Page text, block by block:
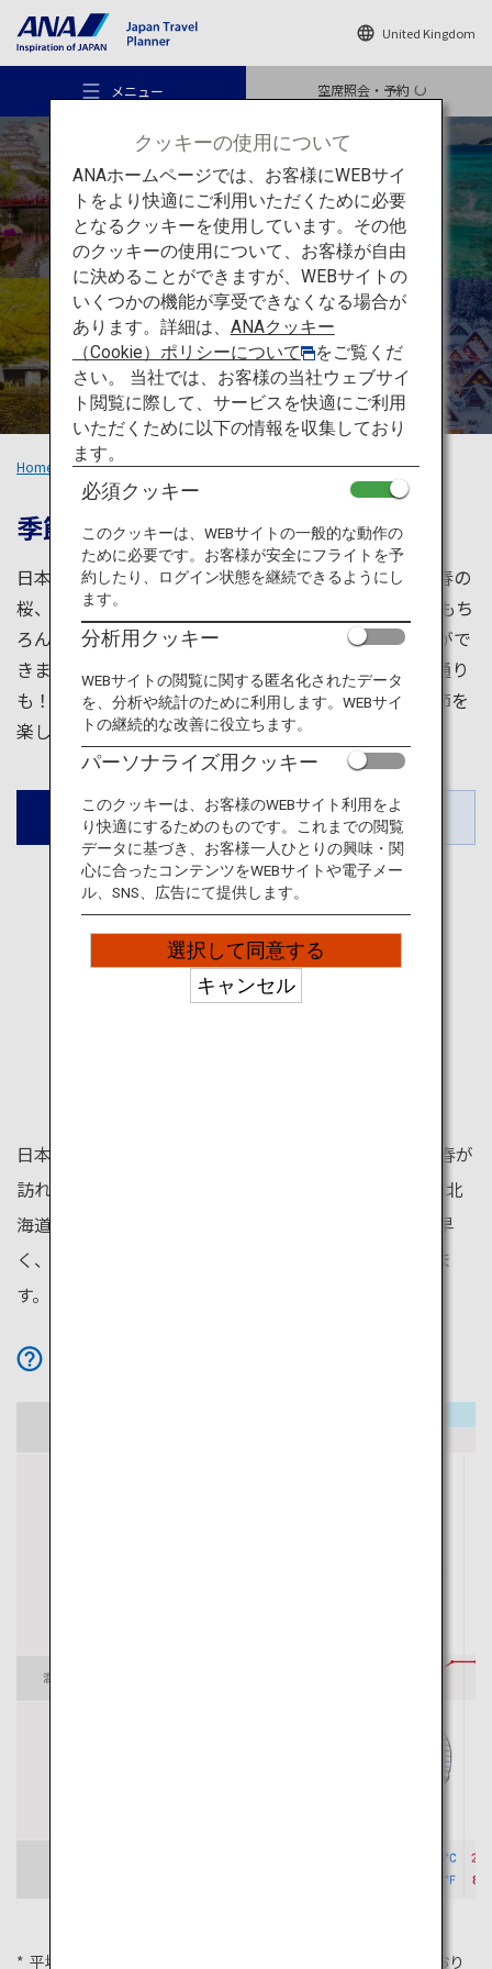
United Kingdom
メニュー 空席照会・予約
おすすめの旅
旅のアイデア
行き先
旅のお役立ち情報
ANA サービス
四季折々の
旅のアイデア
Home 旅のアイデア 四季
季節ごとの魅力を見つけよう
日本は世界でも珍しく、四季がはっきりした国です。春の
桜、夏の深緑、秋の紅葉、冬の雪景色。美しい自然はもち
ろん、お祭りやグルメなど、季節によって異なる体験がで
きます。同じ月に訪れても地域によって楽しみ方は幾通り
も！日本は、全ての季節がベストシーズン。ANAで季節を
楽しむ旅に出かけてみませんか？
北海道 東北・北陸 東京・京都・福
岡 沖縄
日本列島の最北端に位置する北海道。日本で一番遅く春が
訪れるため、5月でも桜を楽しめます。梅雨がないのは北
海道だけ！夏でも爽やかです。冬の訪れは日本で一番早
く、雪景色やウィンターアクティビティが長く楽しめま
す。
平均気温は札幌市の2022年の気象庁のサイトを参考にしており
クッキーの使用について
ANAホームページでは、お客様にWEBサイ
トをより快適にご利用いただくために必要
となるクッキーを使用しています。その他
のクッキーの使用について、お客様が自由
に決めることができますが、WEBサイトの
いくつかの機能が享受できなくなる場合が
あります。詳細は、 ANAクッキー
（Cookie）ポリシーについて
をご覧くだ
さい。 当社では、お客様の当社ウェブサイ
ト閲覧に際して、サービスを快適にご利用
いただくために以下の情報を収集しており
ます。
必須クッキー
このクッキーは、WEBサイトの一般的な動作の
ために必要です。お客様が安全にフライトを予
約したり、ログイン状態を継続できるようにし
ます。
分析用クッキー
WEBサイトの閲覧に関する匿名化されたデータ
を、分析や統計のために利用します。WEBサイ
トの継続的な改善に役立ちます。
パーソナライズ用クッキー
このクッキーは、お客様のWEBサイト利用をよ
り快適にするためのものです。これまでの閲覧
データに基づき、お客様一人ひとりの興味・関
心に合ったコンテンツをWEBサイトや電子メー
ル、SNS、広告にて提供します。
選択して同意する
キャンセル